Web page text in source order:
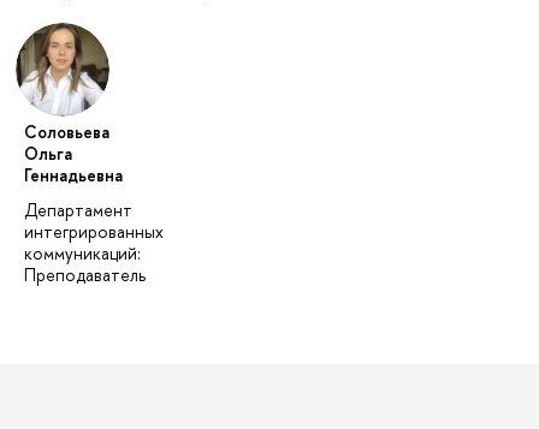
Соловьева
Ольга
Геннадьевна
Департамент
интегрированных
коммуникаций:
Преподаватель